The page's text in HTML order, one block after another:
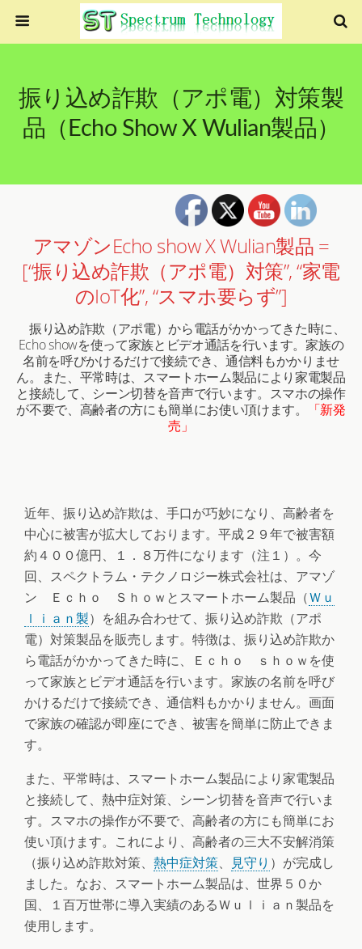
振り込め詐欺（アポ電）対策製
品（Echo Show X Wulian製品）
アマゾンEcho show X Wulian製品 =
[“振り込め詐欺（アポ電）対策”, “家電
のIoT化”, “スマホ要らず”]
振り込め詐欺（アポ電）から電話がかかってきた時に、
Echo showを使って家族とビデオ通話を行います。家族の
名前を呼びかけるだけで接続でき、通信料もかかりませ
ん。また、平常時は、スマートホーム製品により家電製品
と接続して、シーン切替を音声で行います。スマホの操作
が不要で、高齢者の方にも簡単にお使い頂けます。
「新発
売」
近年、振り込め詐欺は、手口が巧妙になり、高齢者を
中心に被害が拡大しております。平成２９年で被害額
約４００億円、１．８万件になります（注１）。今
回、スペクトラム・テクノロジー株式会社は、アマゾ
ン Ｅｃｈｏ Ｓｈｏｗとスマートホーム製品（Ｗｕ
ｌｉａｎ製）を組み合わせて、振り込め詐欺（アポ
電）対策製品を販売します。特徴は、振り込め詐欺か
ら電話がかかってきた時に、Ｅｃｈｏ ｓｈｏｗを使
って家族とビデオ通話を行います。家族の名前を呼び
かけるだけで接続でき、通信料もかかりません。画面
で家族の確認が即座にでき、被害を簡単に防止できま
す。
また、平常時は、スマートホーム製品により家電製品
と接続して、熱中症対策、シーン切替を音声で行いま
す。スマホの操作が不要で、高齢者の方にも簡単にお
使い頂けます。これにより、高齢者の三大不安解消策
（振り込め詐欺対策、 熱中症対策、 見守り ）が完成し
ました。なお、スマートホーム製品は、世界５０か
国、１百万世帯に導入実績のあるＷｕｌｉａｎ製品を
使用します。